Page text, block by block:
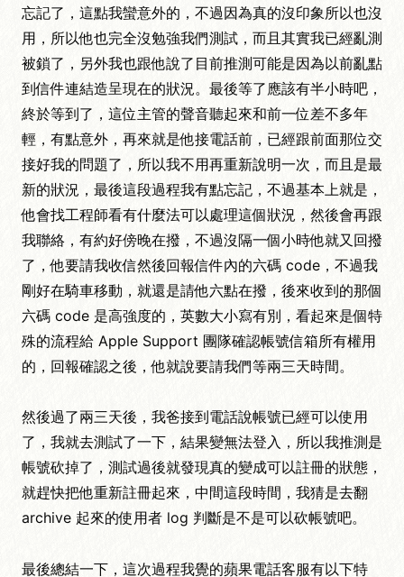
忘記了，這點我蠻意外的，不過因為真的沒印象所以也沒
用，所以他也完全沒勉強我們測試，而且其實我已經亂測
被鎖了，另外我也跟他說了目前推測可能是因為以前亂點
到信件連結造呈現在的狀況。最後等了應該有半小時吧，
終於等到了，這位主管的聲音聽起來和前一位差不多年
輕，有點意外，再來就是他接電話前，已經跟前面那位交
接好我的問題了，所以我不用再重新說明一次，而且是最
新的狀況，最後這段過程我有點忘記，不過基本上就是，
他會找工程師看有什麼法可以處理這個狀況，然後會再跟
我聯絡，有約好傍晚在撥，不過沒隔一個小時他就又回撥
了，他要請我收信然後回報信件內的六碼 code，不過我
剛好在騎車移動，就還是請他六點在撥，後來收到的那個
六碼 code 是高強度的，英數大小寫有別，看起來是個特
殊的流程給 Apple Support 團隊確認帳號信箱所有權用
的，回報確認之後，他就說要請我們等兩三天時間。
然後過了兩三天後，我爸接到電話說帳號已經可以使用
了，我就去測試了一下，結果變無法登入，所以我推測是
帳號砍掉了，測試過後就發現真的變成可以註冊的狀態，
就趕快把他重新註冊起來，中間這段時間，我猜是去翻
archive 起來的使用者 log 判斷是不是可以砍帳號吧。
最後總結一下，這次過程我覺的蘋果電話客服有以下特